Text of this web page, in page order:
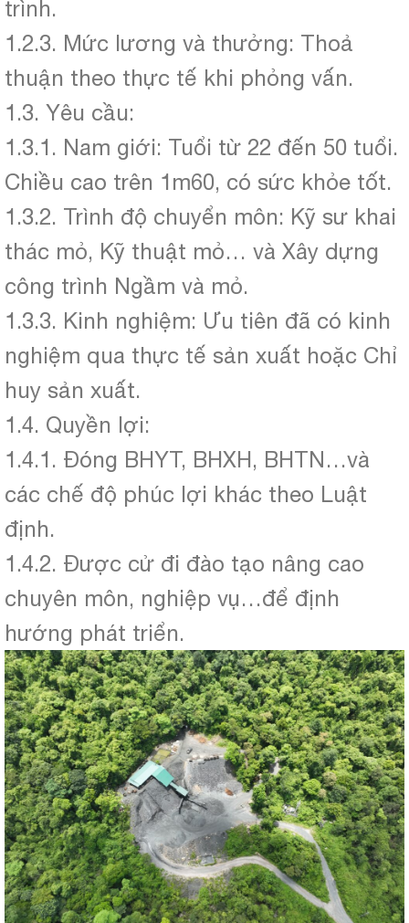
trình.
1.2.3. Mức lương và thưởng: Thoả
thuận theo thực tế khi phỏng vấn.
1.3. Yêu cầu:
1.3.1. Nam giới: Tuổi từ 22 đến 50 tuổi.
Chiều cao trên 1m60, có sức khỏe tốt.
1.3.2. Trình độ chuyển môn: Kỹ sư khai
thác mỏ, Kỹ thuật mỏ… và Xây dựng
công trình Ngầm và mỏ.
1.3.3. Kinh nghiệm: Ưu tiên đã có kinh
nghiệm qua thực tế sản xuất hoặc Chỉ
huy sản xuất.
1.4. Quyền lợi:
1.4.1. Đóng BHYT, BHXH, BHTN…và
các chế độ phúc lợi khác theo Luật
định.
1.4.2. Được cử đi đào tạo nâng cao
chuyên môn, nghiệp vụ…để định
hướng phát triển.